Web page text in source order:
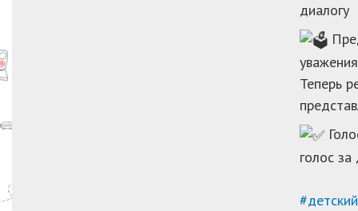
диалогу
Теперь
голос